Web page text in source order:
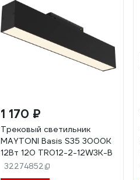
1 170 ₽
Трековый светильник
MAYTONI Basis S35 3000K
12Вт 120 TR012-2-12W3K-B
32274852